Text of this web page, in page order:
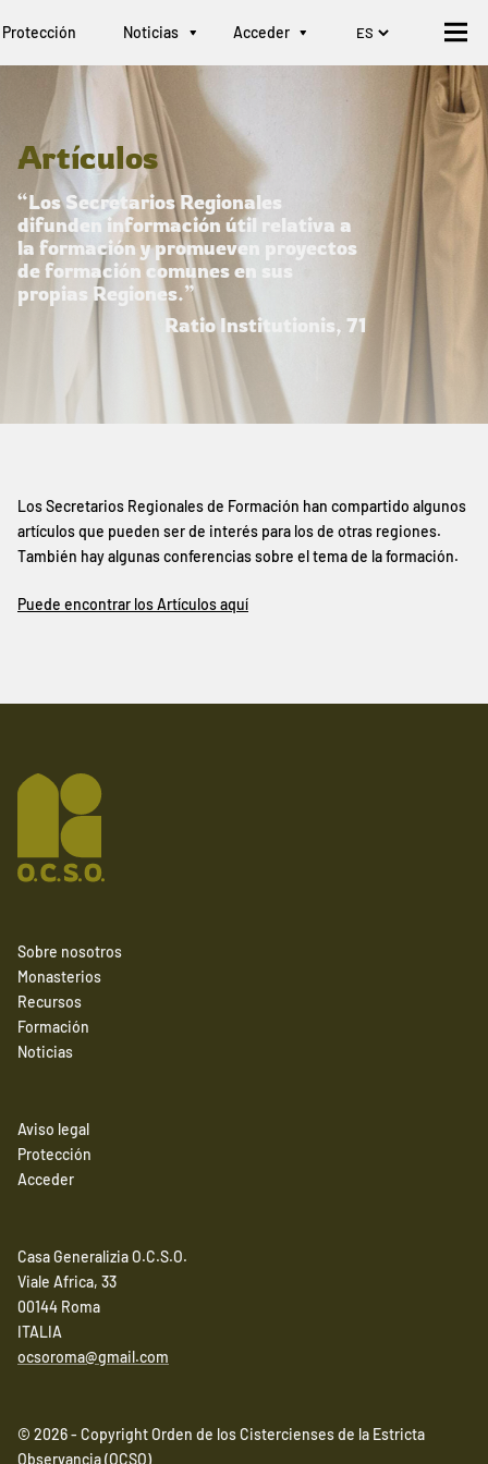
Protección Noticias Acceder
Artículos
“Los Secretarios Regionales
difunden información útil relativa a
la formación y promueven proyectos
de formación comunes en sus
propias Regiones.”
Ratio Institutionis, 71
Los Secretarios Regionales de Formación han compartido algunos
artículos que pueden ser de interés para los de otras regiones.
También hay algunas conferencias sobre el tema de la formación.
Puede encontrar los Artículos aquí
Sobre nosotros
Monasterios
Recursos
Formación
Noticias
Aviso legal
Protección
Acceder
Casa Generalizia O.C.S.O.
Viale Africa, 33
00144 Roma
ITALIA
ocsoroma@gmail.com
© 2026 - Copyright Orden de los Cistercienses de la Estricta
Observancia (OCSO)